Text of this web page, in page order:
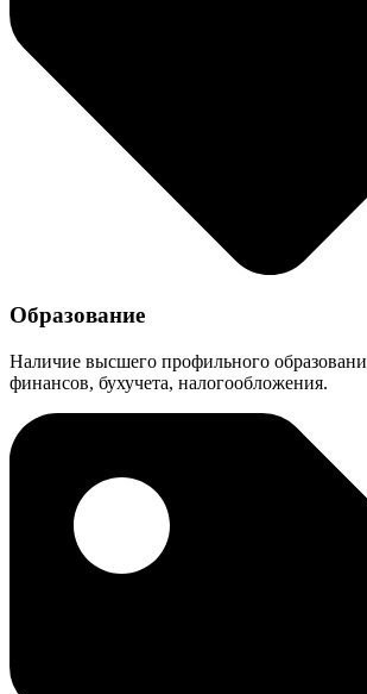
Образование
Наличие высшего профильного
финансов, бухучета, налогообложения.